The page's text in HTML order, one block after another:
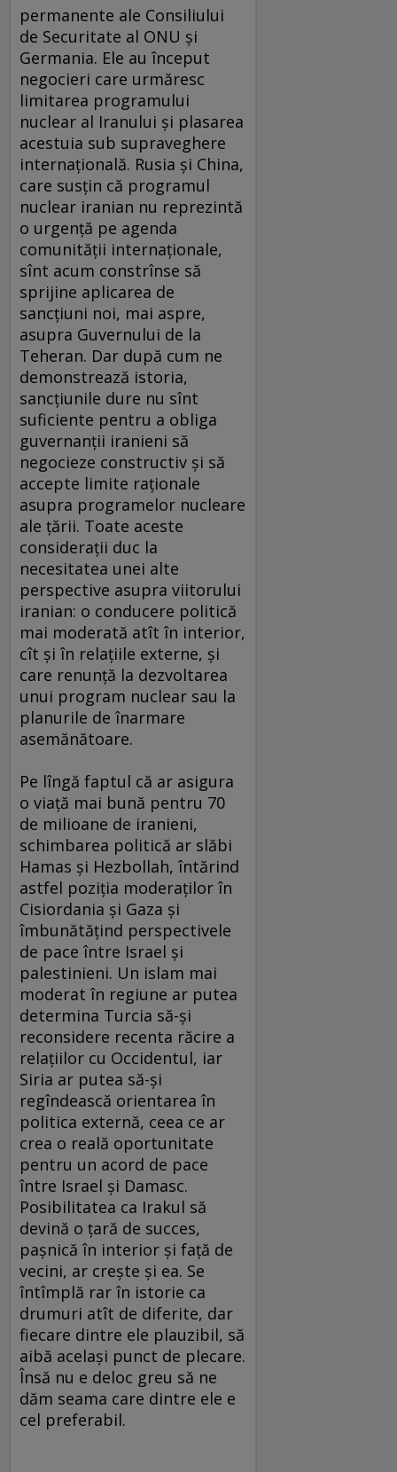
permanente ale Consiliului
de Securitate al ONU şi
Germania. Ele au început
negocieri care urmăresc
limitarea programului
nuclear al Iranului şi plasarea
acestuia sub supraveghere
internaţională. Rusia şi China,
care susţin că programul
nuclear iranian nu reprezintă
o urgenţă pe agenda
comunităţii internaţionale,
sînt acum constrînse să
sprijine aplicarea de
sancţiuni noi, mai aspre,
asupra Guvernului de la
Teheran. Dar după cum ne
demonstrează istoria,
sancţiunile dure nu sînt
suficiente pentru a obliga
guvernanţii iranieni să
negocieze constructiv şi să
accepte limite raţionale
asupra programelor nucleare
ale ţării. Toate aceste
consideraţii duc la
necesitatea unei alte
perspective asupra viitorului
iranian: o conducere politică
mai moderată atît în interior,
cît şi în relaţiile externe, şi
care renunţă la dezvoltarea
unui program nuclear sau la
planurile de înarmare
asemănătoare.
Pe lîngă faptul că ar asigura
o viaţă mai bună pentru 70
de milioane de iranieni,
schimbarea politică ar slăbi
Hamas şi Hezbollah, întărind
astfel poziţia moderaţilor în
Cisiordania şi Gaza şi
îmbunătăţind perspectivele
de pace între Israel şi
palestinieni. Un islam mai
moderat în regiune ar putea
determina Turcia să-şi
reconsidere recenta răcire a
relaţiilor cu Occidentul, iar
Siria ar putea să-şi
regîndească orientarea în
politica externă, ceea ce ar
crea o reală oportunitate
pentru un acord de pace
între Israel şi Damasc.
Posibilitatea ca Irakul să
devină o ţară de succes,
paşnică în interior şi faţă de
vecini, ar creşte şi ea. Se
întîmplă rar în istorie ca
drumuri atît de diferite, dar
fiecare dintre ele plauzibil, să
aibă acelaşi punct de plecare.
Însă nu e deloc greu să ne
dăm seama care dintre ele e
cel preferabil.